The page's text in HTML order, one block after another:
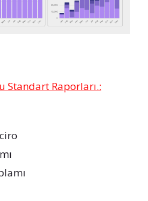
Standart Raporları.: